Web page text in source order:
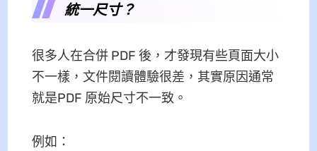
統一尺寸？
很多人在合併 PDF 後，才發現有些頁面大小
不一樣，文件閱讀體驗很差，其實原因通常
就是PDF 原始尺寸不一致。
例如：